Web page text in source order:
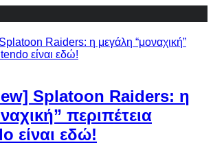
Splatoon Raiders: η
περιπέτεια
είναι εδώ!